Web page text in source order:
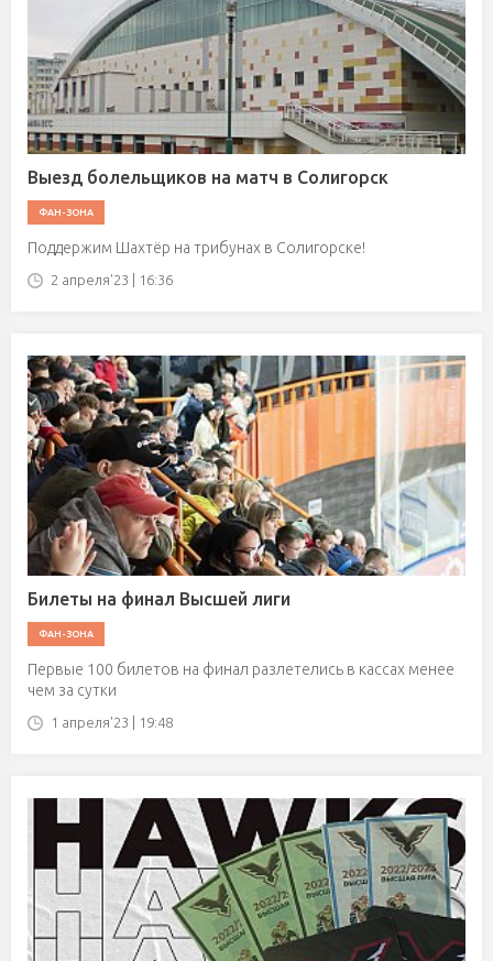
Выезд болельщиков на матч в Солигорск
ФАН-ЗОНА
Поддержим Шахтёр на трибунах в Солигорске!
2 апреля'23 | 16:36
Билеты на финал Высшей лиги
ФАН-ЗОНА
Первые 100 билетов на финал разлетелись в кассах менее
чем за сутки
1 апреля'23 | 19:48